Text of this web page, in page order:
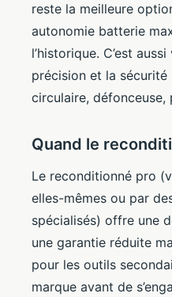
reste la meilleure
autonomie batterie
l’historique. C’est
précision et la
circulaire, défonceuse,
Quand le
Le reconditionné pro
elles-mêmes ou par
spécialisés) offre une
une garantie réduite
pour les outils
marque avant de